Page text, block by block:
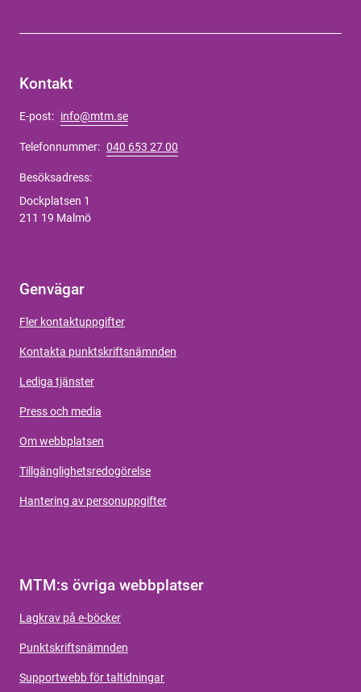
Kontakt
E-post: info@mtm.se
Telefonnummer: 040 653 27 00
Besöksadress:
Dockplatsen 1
211 19 Malmö
Genvägar
Fler kontaktuppgifter
Kontakta punktskriftsnämnden
Lediga tjänster
Press och media
Om webbplatsen
Tillgänglighetsredogörelse
Hantering av personuppgifter
MTM:s övriga webbplatser
Lagkrav på e-böcker
Punktskriftsnämnden
Supportwebb för taltidningar